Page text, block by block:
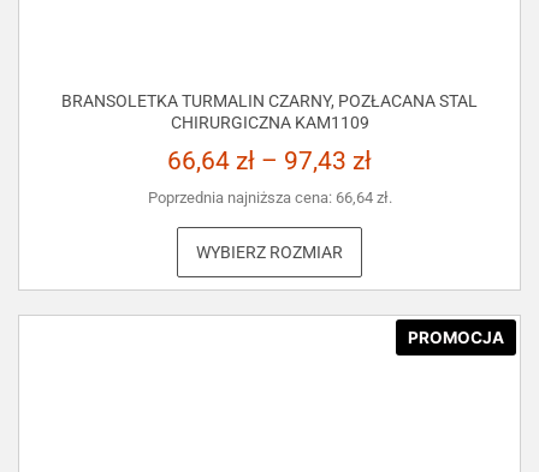
BRANSOLETKA TURMALIN CZARNY, POZŁACANA STAL
CHIRURGICZNA KAM1109
66,64 zł – 97,43 zł
Poprzednia najniższa cena: 66,64 zł.
WYBIERZ ROZMIAR
PROMOCJA